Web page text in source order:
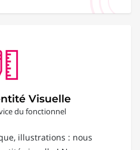
Visuelle
du fonctionnel
illustrations : nous